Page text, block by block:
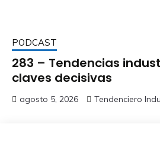
PODCAST
283 – Tendencias
claves decisivas
agosto 5, 2026 Tendenciero